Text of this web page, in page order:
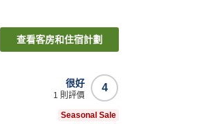
查看客房和住宿計劃
4
很好
1 則評價
Seasonal Sale